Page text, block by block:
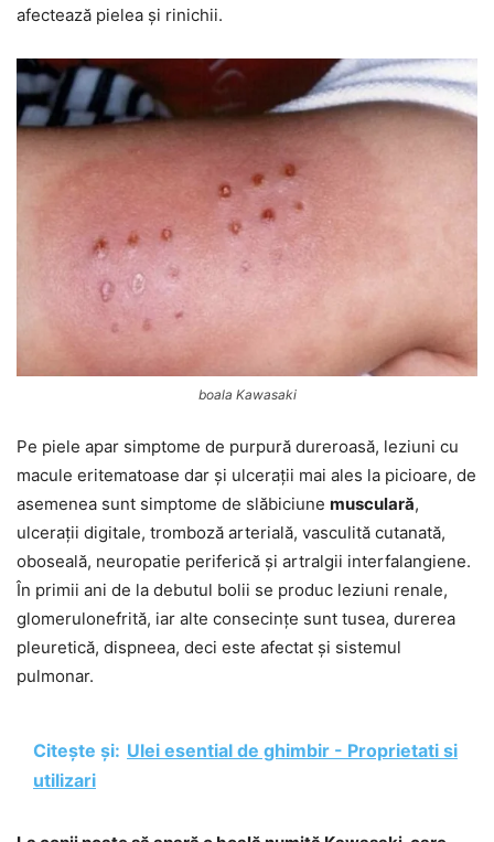
afectează pielea și rinichii.
boala Kawasaki
Pe piele apar simptome de purpură dureroasă, leziuni cu
macule eritematoase dar și ulcerații mai ales la picioare, de
asemenea sunt simptome de slăbiciune musculară,
ulcerații digitale, tromboză arterială, vasculită cutanată,
oboseală, neuropatie periferică și artralgii interfalangiene.
În primii ani de la debutul bolii se produc leziuni renale,
glomerulonefrită, iar alte consecințe sunt tusea, durerea
pleuretică, dispneea, deci este afectat și sistemul
pulmonar.
Citește și: Ulei esential de ghimbir - Proprietati si
utilizari